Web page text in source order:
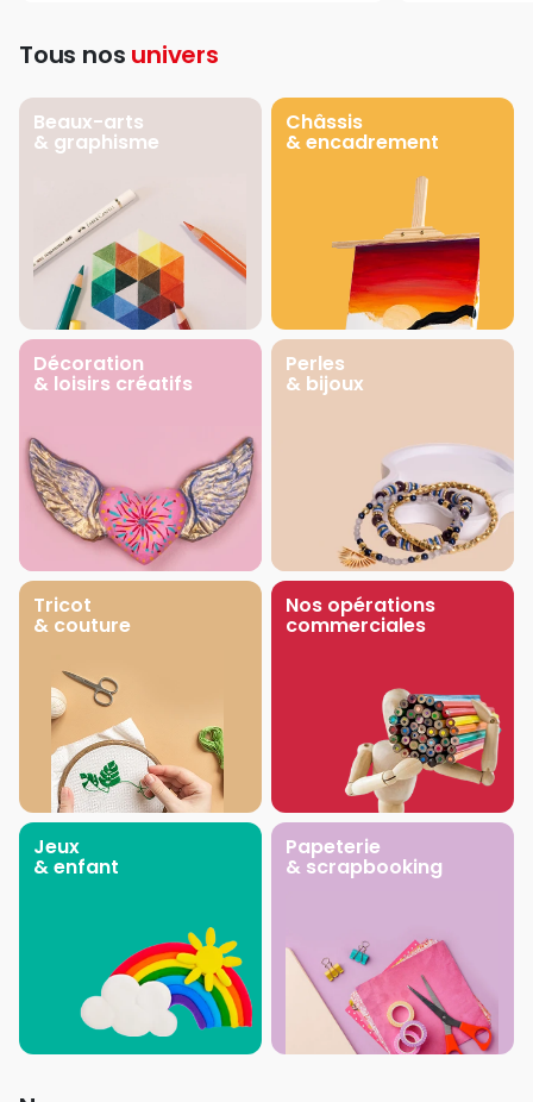
Tous nos univers
Beaux-arts
& graphisme
Châssis
& encadrement
Décoration
& loisirs créatifs
Perles
& bijoux
Tricot
& couture
Nos opérations
commerciales
Jeux
& enfant
Papeterie
& scrapbooking